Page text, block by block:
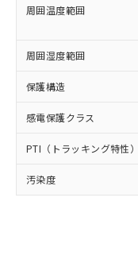
周囲温度範囲
周囲湿度範囲
保護構造
感電保護クラス
PTI（トラッキング特性）
汚染度
正式な
様のお
ムロン
オムロ
ください
在庫状
事前の
示しな
マイパ
ビス）
ル) (DEHP)(別名
ルベンジル（
（DBP）
但し、RoHS指令
フタル酸エステ
図的な使用がな
※2 対応予定
部品在庫の
月が前後す
ル類) : 1000ppm、
DBP(フタル酸
DEHP(フタル酸
「ｅ」：有
準値以下であ
「10」：通
質が外部に
当社は
全に破
いよう
当社は
ル、化
武器並
当社は
場合は
該第三
販売先
法に輸
一
在
い
た
機
認
白
受
情